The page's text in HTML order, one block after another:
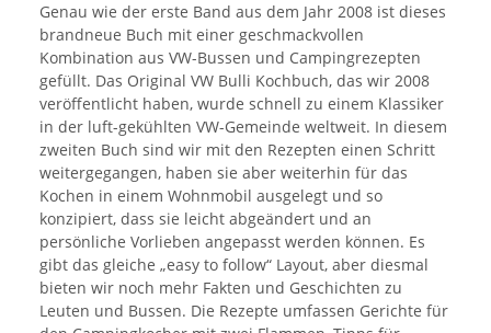
Genau wie der erste Band aus dem Jahr 2008 ist dieses
brandneue Buch mit einer geschmackvollen
Kombination aus VW-Bussen und Campingrezepten
gefüllt. Das Original VW Bulli Kochbuch, das wir 2008
veröffentlicht haben, wurde schnell zu einem Klassiker
in der luft-gekühlten VW-Gemeinde weltweit. In diesem
zweiten Buch sind wir mit den Rezepten einen Schritt
weitergegangen, haben sie aber weiterhin für das
Kochen in einem Wohnmobil ausgelegt und so
konzipiert, dass sie leicht abgeändert und an
persönliche Vorlieben angepasst werden können. Es
gibt das gleiche „easy to follow“ Layout, aber diesmal
bieten wir noch mehr Fakten und Geschichten zu
Leuten und Bussen. Die Rezepte umfassen Gerichte für